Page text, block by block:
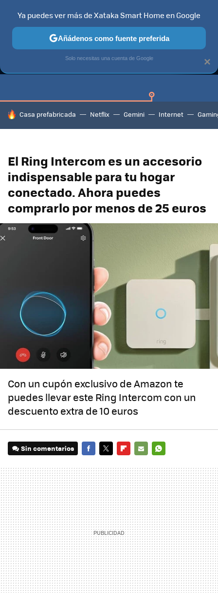
GUÍAS DE COMPRA CAZANDO GANGAS OFERTAS EN
HOY SE HABLA DE
Casa prefabricada Netflix Gemini Internet
El Ring Intercom es un accesorio
indispensable para tu hogar
conectado. Ahora puedes
comprarlo por menos de 25 euros
Con un cupón exclusivo de Amazon te
puedes llevar este Ring Intercom con un
descuento extra de 10 euros
Sin comentarios
MAIL
×
Ya puedes ver más de Xataka Smart Home en Google
Añádenos como fuente preferida
Solo necesitas una cuenta de Google